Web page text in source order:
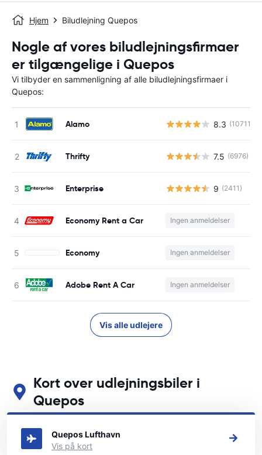
Hjem Biludlejning Quepos
Nogle af vores biludlejningsfirmaer
er tilgængelige i Quepos
Vi tilbyder en sammenligning af alle biludlejningsfirmaer i
Quepos:
Alamo 8.3 (10711)
Thrifty 7.5 (6976)
Enterprise 9 (2411)
Economy Rent a Car Ingen anmeldelser
Economy Ingen anmeldelser
Adobe Rent A Car Ingen anmeldelser
Vis alle udlejere
Kort over udlejningsbiler i
Quepos
Se vores vigtigste biludlejningssteder i Quepos
Quepos Lufthavn
Vis på kort